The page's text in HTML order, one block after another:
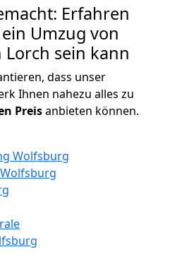
Erfahren
Umzug von
sein kann
dass unser
Ihnen nahezu alles zu
Preisanbieten können.
Wolfsburg